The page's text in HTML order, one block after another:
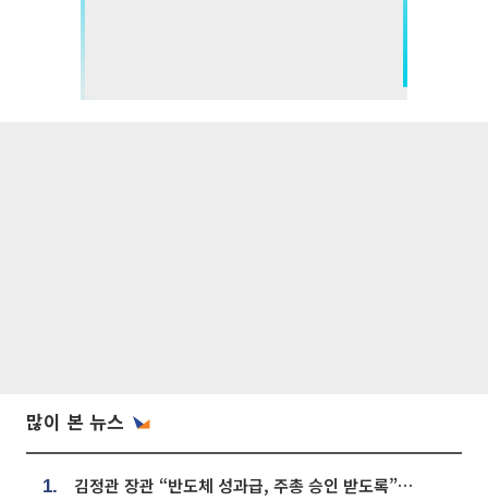
많이 본 뉴스
1. 김정관 장관 “반도체 성과급, 주총 승인 받도록”…상법·자본시장법 개정 시사